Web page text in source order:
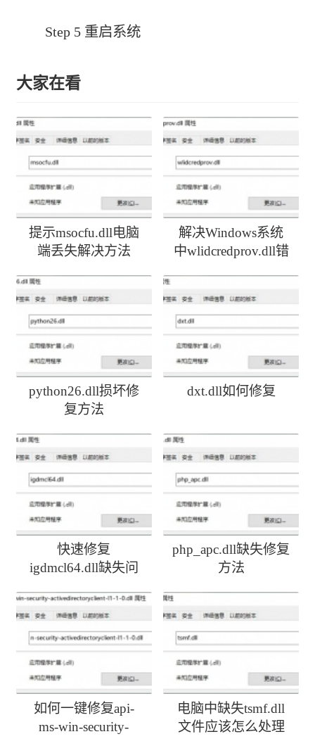
Step 5 重启系统
大家在看
提示msocfu.dll电脑
端丢失解决方法
解决Windows系统
中wlidcredprov.dll错
python26.dll损坏修
复方法
dxt.dll如何修复
快速修复
igdmcl64.dll缺失问
php_apc.dll缺失修复
方法
如何一键修复api-
ms-win-security-
电脑中缺失tsmf.dll
文件应该怎么处理